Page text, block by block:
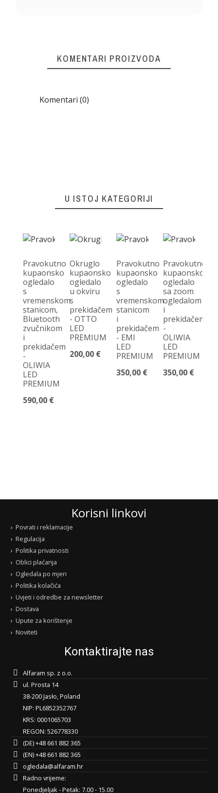
KOMENTARI PROIZVODA
Komentari (0)
U ISTOJ KATEGORIJI
Pravokutno
kupaonsko
ogledalo
s
vremenskom
stanicom,
Bluetooth
zvučnikom
i
prekidačem
-
OLIWIA
LED
PREMIUM
590,00 €
Okruglo
kupaonsko
ogledalo
u okviru
s
prekidačem
- OTTO
LED
PREMIUM
200,00 €
Pravokutno
kupaonsko
ogledalo
s
vremenskom
stanicom
i
prekidačem
- EMI
LED
PREMIUM
350,00 €
Pravokutno
kupaonsko
ogledalo
sa zoom
ogledalom
i
prekidačem
-
OLIWIA
LED
PREMIUM
350,00 €
Korisni linkovi
Povrati i reklamacije
Regulacija
Politika privatnosti
Oblici plaćanja
Ogledala po mjeri
Politika kolačića
Uvjeti i odredbe za newsletter
Dostava
Upute za korištenje
Noviteti
Kontaktirajte nas
Alfaram sp. z o.o.
ul. Prosta 14
38-200 Jasło, Poland
NIP: PL6852352767
KRS: 0001065703
REGON: 526778330
(DE) +48 661 882 365
(EN) +48 661 882 365
ogledala@alfaram.hr
Radno vrijeme:
Ponedjeljak - Petak: 7.00 - 15.00